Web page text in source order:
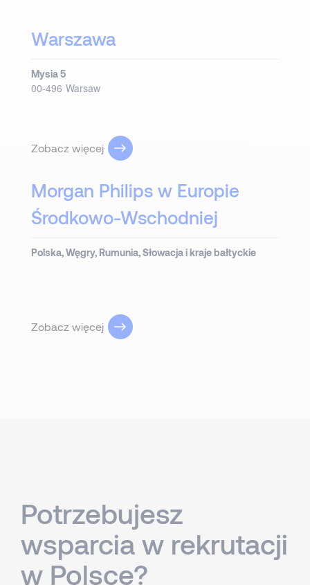
Warszawa
Mysia 5
00-496 Warsaw
Zobacz więcej
Morgan Philips w Europie
Środkowo-Wschodniej
Polska, Węgry, Rumunia, Słowacja i kraje bałtyckie
Zobacz więcej
Potrzebujesz
wsparcia w rekrutacji
w Polsce?